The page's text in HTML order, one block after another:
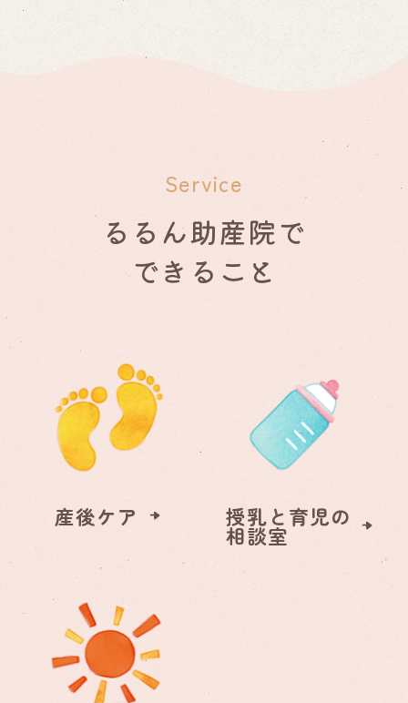
Service
るるん助産院で
できること
産後ケア 授乳と育児の
相談室